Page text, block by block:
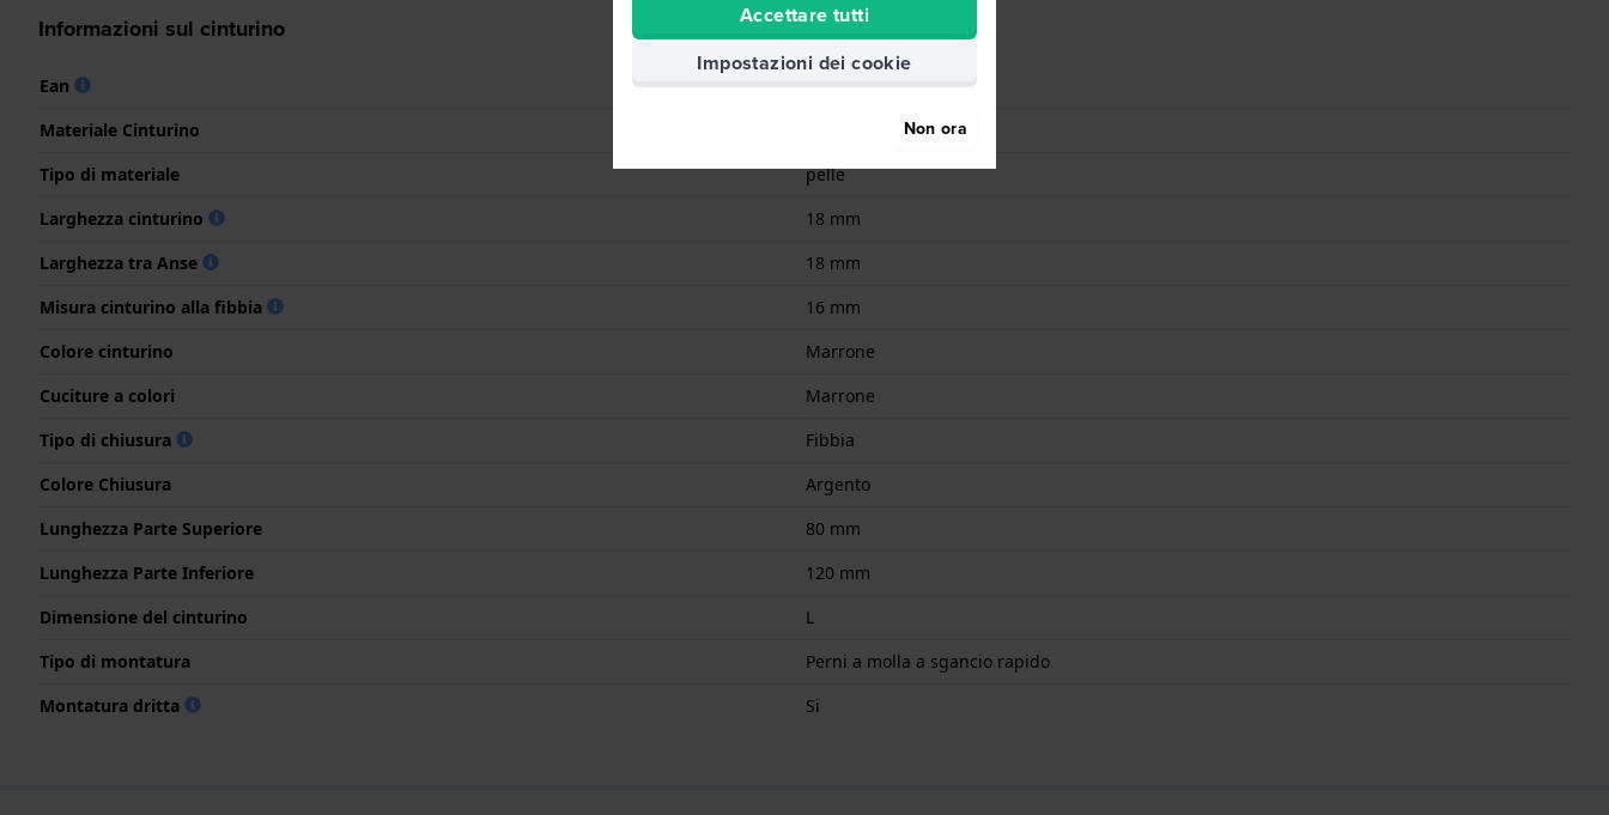
Informazioni sul cinturino
Ean
9008678166197
Materiale Cinturino
Tipo di materiale
pelle
Larghezza cinturino
18 mm
Larghezza tra Anse
18 mm
Misura cinturino alla fibbia
16 mm
Colore cinturino
Marrone
Cuciture a colori
Marrone
Tipo di chiusura
Fibbia
Colore Chiusura
Argento
Lunghezza Parte Superiore
80 mm
Lunghezza Parte Inferiore
120 mm
Dimensione del cinturino
L
Tipo di montatura
Perni a molla a sgancio rapido
Montatura dritta
Si
Accettare tutti
Impostazioni dei cookie
Non ora